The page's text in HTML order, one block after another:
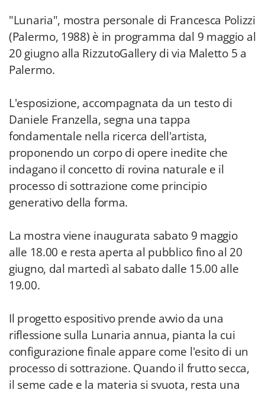
"Lunaria", mostra personale di Francesca Polizzi
(Palermo, 1988) è in programma dal 9 maggio al
20 giugno alla RizzutoGallery di via Maletto 5 a
Palermo.
L'esposizione, accompagnata da un testo di
Daniele Franzella, segna una tappa
fondamentale nella ricerca dell'artista,
proponendo un corpo di opere inedite che
indagano il concetto di rovina naturale e il
processo di sottrazione come principio
generativo della forma.
La mostra viene inaugurata sabato 9 maggio
alle 18.00 e resta aperta al pubblico fino al 20
giugno, dal martedì al sabato dalle 15.00 alle
19.00.
Il progetto espositivo prende avvio da una
riflessione sulla Lunaria annua, pianta la cui
configurazione finale appare come l'esito di un
processo di sottrazione. Quando il frutto secca,
il seme cade e la materia si svuota, resta una